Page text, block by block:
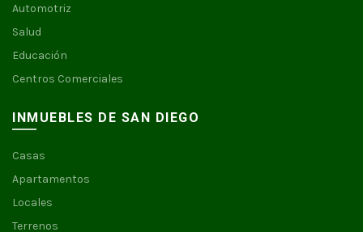
Automotriz
Salud
Educación
Centros Comerciales
INMUEBLES DE SAN DIEGO
Casas
Apartamentos
Locales
Terrenos